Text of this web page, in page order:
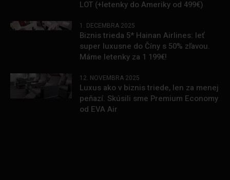
LOT (+letenky do Ameriky od 499€)
1. DECEMBRA 2025
Biznis trieda 5* Hainan Airlines: leť
super luxusne do Číny s 50% zľavou.
Máme letenky za 1 199€!
12. NOVEMBRA 2025
Luxus ako v biznis triede, len za menej
peňazí. Skúsili sme Premium Economy
od EVA Air